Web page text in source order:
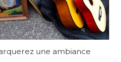
une ambiance